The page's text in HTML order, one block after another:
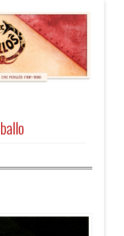
Perillós
/ 1996)